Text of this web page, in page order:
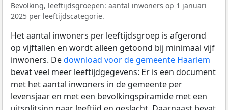
Bevolking, leeftijdsgroepen: aantal inwoners op 1 januari
2025 per leeftijdscategorie.
Het aantal inwoners per leeftijdsgroep is afgerond
op vijftallen en wordt alleen getoond bij minimaal vijf
inwoners. Dedownload voor de gemeente Haarlem
bevat veel meer leeftijdgegevens: Er is een document
met het aantal inwoners in de gemeente per
levensjaar en met een bevolkingspiramide met een